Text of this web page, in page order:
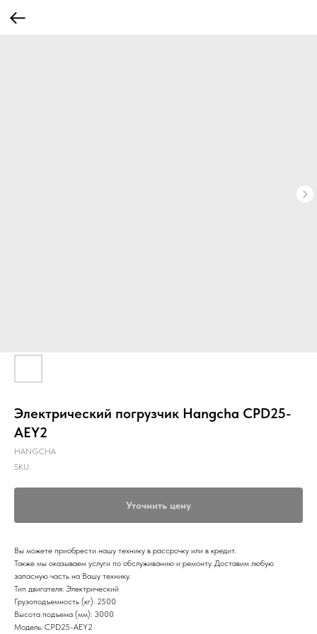
Электрический погрузчик Hangcha CPD25-
AEY2
HANGCHA
SKU:
Уточнить цену
Вы можете приобрести нашу технику в рассрочку или в кредит.
Также мы оказываем услуги по обслуживанию и ремонту. Доставим любую
запасную часть на Вашу технику.
Тип двигателя: Электрический
Грузоподъемность (кг): 2500
Высота подъема (мм): 3000
Модель: CPD25-AEY2